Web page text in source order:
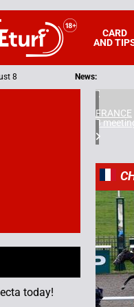
CARD
AND
8 News:
today!
FRANCE
3
8
12/11/